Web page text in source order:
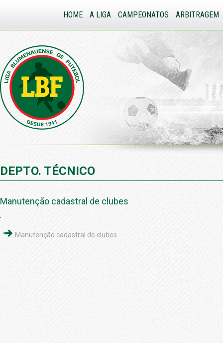
HOME A LIGA CAMPEONATOS ARBITRAGEM
DEPTO. TÉCNICO
Manutenção cadastral de clubes
Manutenção cadastral de clubes